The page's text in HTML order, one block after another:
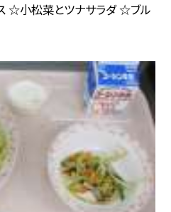
☆小松菜とツナサラダ ☆ブル